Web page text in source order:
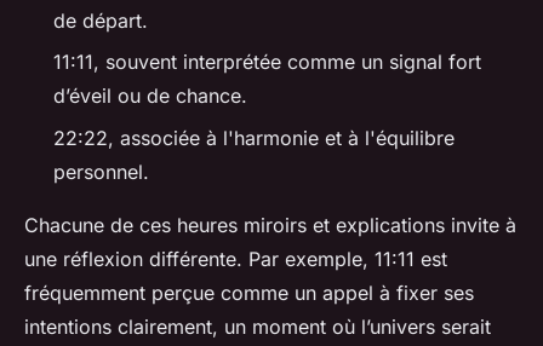
de départ.
11:11, souvent interprétée comme un signal fort
d’éveil ou de chance.
22:22, associée à l'harmonie et à l'équilibre
personnel.
Chacune de ces heures miroirs et explications invite à
une réflexion différente. Par exemple, 11:11 est
fréquemment perçue comme un appel à fixer ses
intentions clairement, un moment où l’univers serait